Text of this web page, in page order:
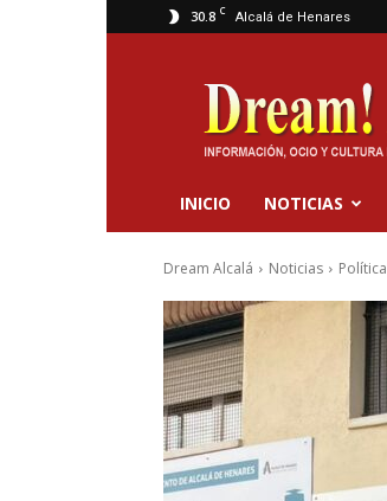
30.8 C Alcalá de Henares
Dream
Alcalá
INICIO NOTICIAS
Dream Alcalá Noticias Política